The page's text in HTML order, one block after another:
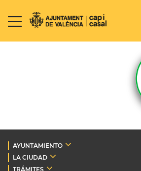
AYUNTAMIENTO
LA CIUDAD
TRÁMITES